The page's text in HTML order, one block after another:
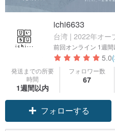
ichi6633
台湾 | 2022年オー
前回オンライン 1週間
5.0
発送までの所要
時間
1週間以内
フォロワー数
67
フォローする